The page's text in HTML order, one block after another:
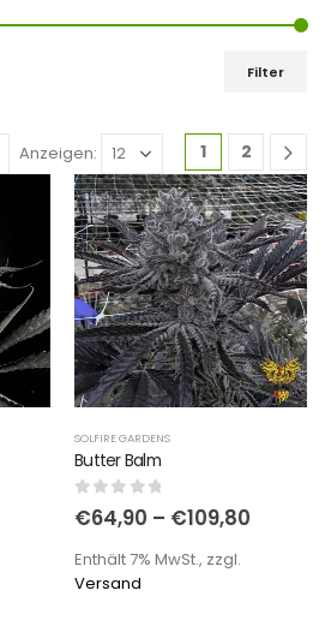
Filter
Anzeigen: 1 2
SOLFIRE GARDENS
Butter Balm
0out of 5
€64,90 – €109,80
Enthält 7% MwSt., zzgl.
Versand